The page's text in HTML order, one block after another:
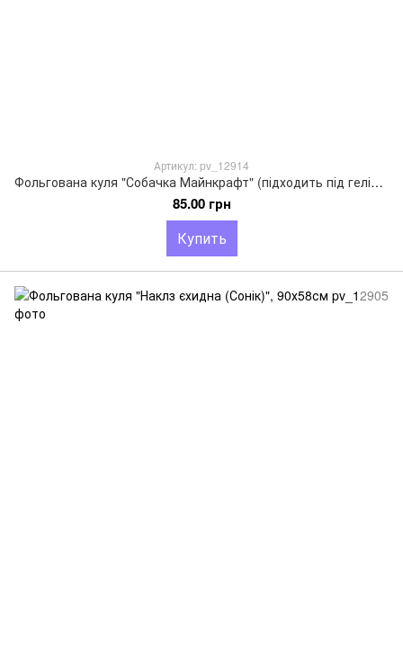
Артикул: pv_12914
Фольгована куля "Собачка Майнкрафт" (підходить під гелій), 83х90см
85.00 грн
Купить